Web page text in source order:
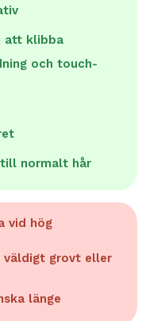
att klibba
och touch-
normalt hår
vid hög
väldigt grovt eller
länge